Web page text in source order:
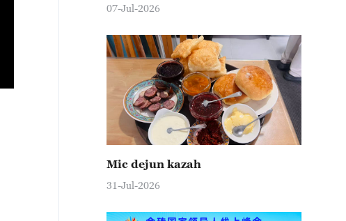
07-Jul-2026
Mic dejun kazah
31-Jul-2026